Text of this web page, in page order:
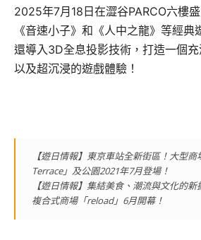
2025年7月18日在澀谷PARCO六樓
《音速小子》和《人中之龍》等經典
還導入3D全息投影技術，打造一個
以及超沉浸的遊戲體驗！
【遊日情報】東京車站全新街區！大型商
Terrace」及公園2021年7月登場！
【遊日情報】集結美食、潮流與文化的
複合式商場「reload」6月開幕！